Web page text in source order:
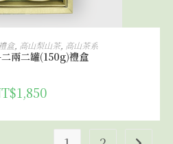
加入購物車
盒, 高山梨山茶, 高山茶系
兩二罐(150g)禮盒
1,850